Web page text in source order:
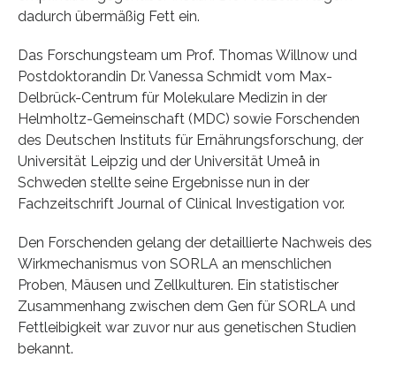
dadurch übermäßig Fett ein.
Das Forschungsteam um Prof. Thomas Willnow und
Postdoktorandin Dr. Vanessa Schmidt vom Max-
Delbrück-Centrum für Molekulare Medizin in der
Helmholtz-Gemeinschaft (MDC) sowie Forschenden
des Deutschen Instituts für Ernährungsforschung, der
Universität Leipzig und der Universität Umeå in
Schweden stellte seine Ergebnisse nun in der
Fachzeitschrift Journal of Clinical Investigation vor.
Den Forschenden gelang der detaillierte Nachweis des
Wirkmechanismus von SORLA an menschlichen
Proben, Mäusen und Zellkulturen. Ein statistischer
Zusammenhang zwischen dem Gen für SORLA und
Fettleibigkeit war zuvor nur aus genetischen Studien
bekannt.